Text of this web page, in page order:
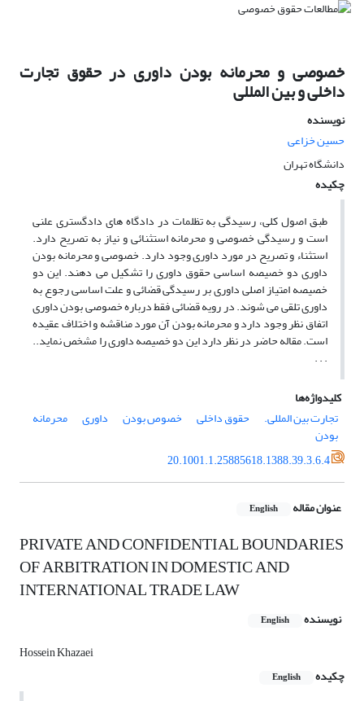
خصوصی و محرمانه بودن داوری در حقوق تجارت
داخلی و بین المللی
نویسنده
حسین خزاعی
دانشگاه تهران
چکیده
طبق اصول کلی، رسیدگی به تظلمات در دادگاه های دادگستری علنی
است و رسیدگی خصوصی و محرمانه استثنائی و نیاز به تصریح دارد.
استثناء و تصریح در مورد داوری وجود دارد. خصوصی و محرمانه بودن
داوری دو خصیصه اساسی حقوق داوری را تشکیل می دهند. این دو
خصیصه امتیاز اصلی داوری بر رسیدگی قضائی و علت اساسی رجوع به
داوری تلقی می شوند. در رویه قضائی فقط درباره خصوصی بودن داوری
اتفاق نظر وجود دارد و محرمانه بودن آن مورد مناقشه و اختلاف عقیده
است. مقاله حاضر در نظر دارد این دو خصیصه داوری را مشخص نماید..
. . .
کلیدواژه‌ها
تجارت بین المللی.
حقوق داخلی خصوص بودن داوری محرمانه
بودن
20.1001.1.25885618.1388.39.3.6.4
عنوان مقاله English
PRIVATE AND CONFIDENTIAL BOUNDARIES
OF ARBITRATION IN DOMESTIC AND
INTERNATIONAL TRADE LAW
نویسنده English
Hossein Khazaei
چکیده
English